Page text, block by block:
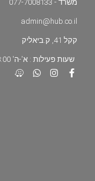
משרד - 077-7008133
admin@hub.co.il
קקל 41, ק.ביאליק
שעות פעילות : א'-ה' 8:00 - 19:00